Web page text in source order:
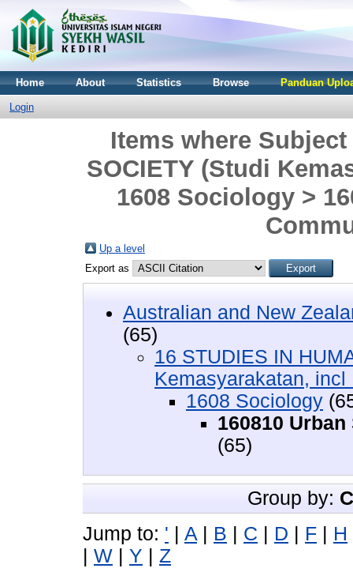
Home About Statistics Browse Panduan
Login
Items where Subject
SOCIETY (Studi
1608 Sociology >
Up a level
Export as
Australian and New
(65)
16 STUDIES IN
Kemasyarakatan, incl
1608 Sociology
160810
(65)
Group by:
Jump to: ' | A | B | C | D | F | H
| W | Y | Z